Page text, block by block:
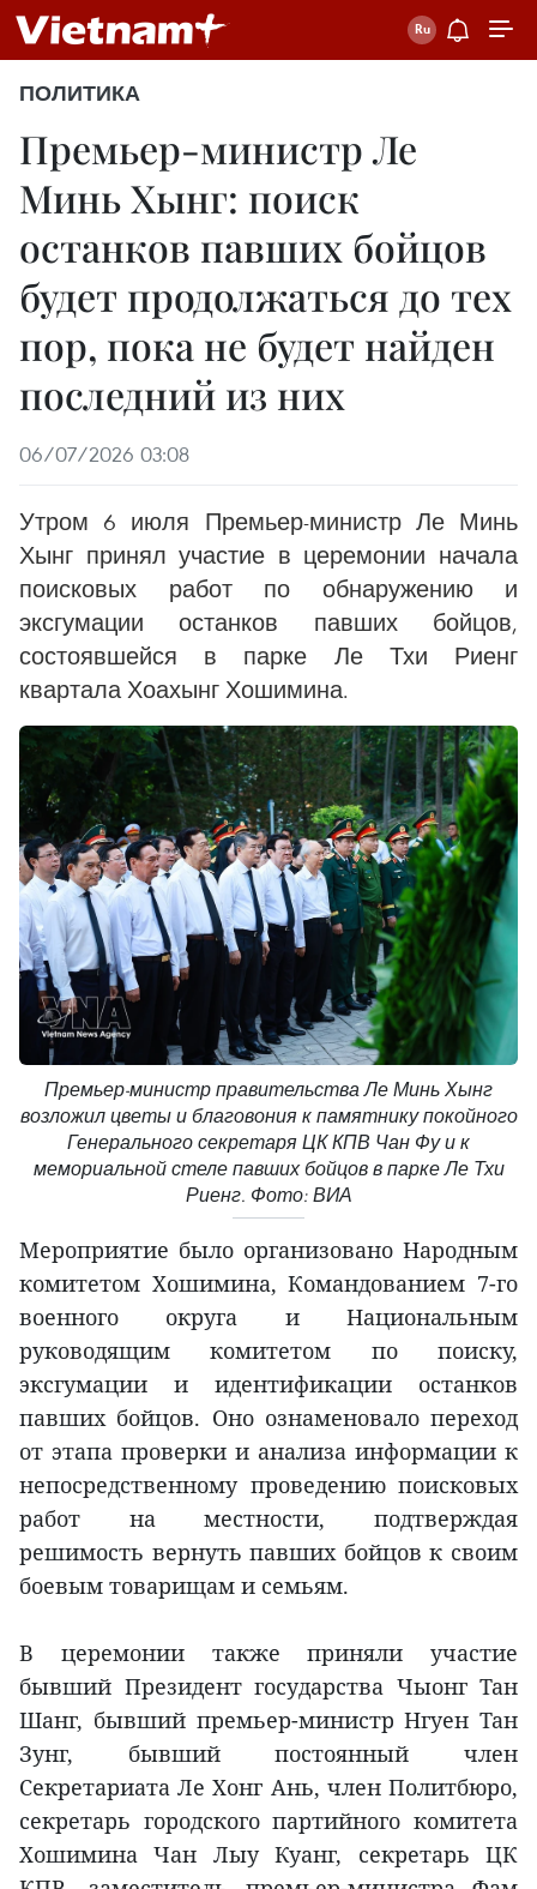
ПОЛИТИКА
Премьер-министр Ле
Минь Хынг: поиск
останков павших бойцов
будет продолжаться до тех
пор, пока не будет найден
последний из них
06/07/2026 03:08
Утром 6 июля Премьер-министр Ле Минь
Хынг принял участие в церемонии начала
поисковых работ по обнаружению и
эксгумации останков павших бойцов,
состоявшейся в парке Ле Тхи Риенг
квартала Хоахынг Хошимина.
Премьер-министр правительства Ле Минь Хынг
возложил цветы и благовония к памятнику покойного
Генерального секретаря ЦК КПВ Чан Фу и к
мемориальной стеле павших бойцов в парке Ле Тхи
Риенг. Фото: ВИА
Мероприятие было организовано Народным
комитетом Хошимина, Командованием 7-го
военного округа и Национальным
руководящим комитетом по поиску,
эксгумации и идентификации останков
павших бойцов. Оно ознаменовало переход
от этапа проверки и анализа информации к
непосредственному проведению поисковых
работ на местности, подтверждая
решимость вернуть павших бойцов к своим
боевым товарищам и семьям.
В церемонии также приняли участие
бывший Президент государства Чыонг Тан
Шанг, бывший премьер-министр Нгуен Тан
Зунг, бывший постоянный член
Секретариата Ле Хонг Ань, член Политбюро,
секретарь городского партийного комитета
Хошимина Чан Лыу Куанг, секретарь ЦК